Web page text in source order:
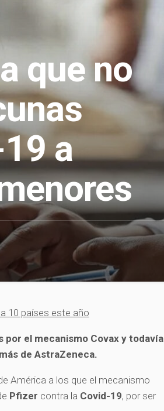
que no
a
10 países este año
por el mecanismo Covax y todavía
de AstraZeneca.
América a los que el mecanismo
Pfizer contra la Covid-19, por ser